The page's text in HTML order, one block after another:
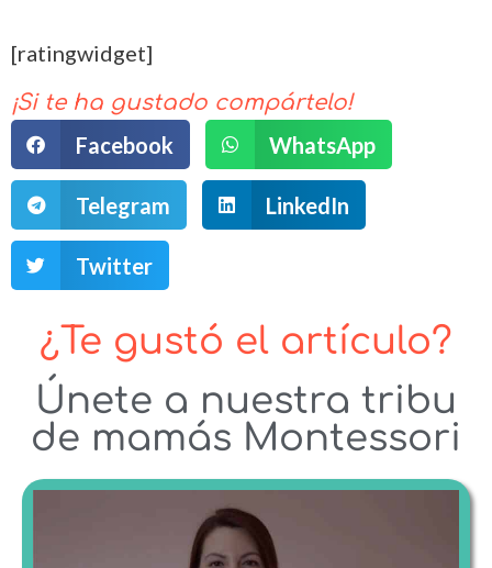
[ratingwidget]
¡Si te ha gustado compártelo!
Facebook WhatsApp
Telegram LinkedIn
Twitter
¿Te gustó el artículo?
Únete a nuestra tribu
de mamás Montessori